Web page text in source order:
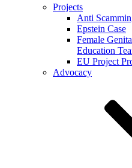
Projects
Anti
Epstein Case
Female
Education
EU Project
Advocacy